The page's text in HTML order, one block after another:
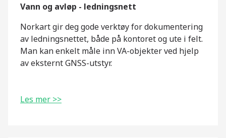
Vann og avløp - ledningsnett
Norkart gir deg gode verktøy for dokumentering
av ledningsnettet, både på kontoret og ute i felt.
Man kan enkelt måle inn VA-objekter ved hjelp
av eksternt GNSS-utstyr.
Les mer >>